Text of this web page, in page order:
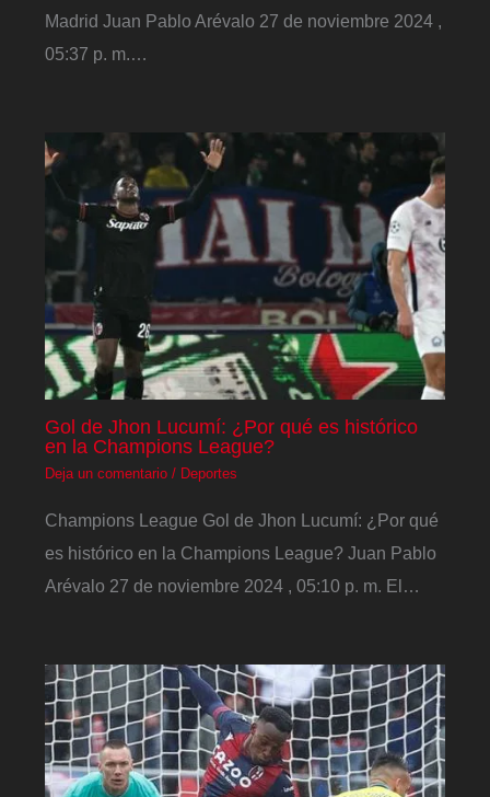
Madrid Juan Pablo Arévalo 27 de noviembre 2024 ,
05:37 p. m.…
Gol de Jhon Lucumí: ¿Por qué es histórico
en la Champions League?
Deja un comentario / Deportes
Champions League Gol de Jhon Lucumí: ¿Por qué
es histórico en la Champions League? Juan Pablo
Arévalo 27 de noviembre 2024 , 05:10 p. m. El…